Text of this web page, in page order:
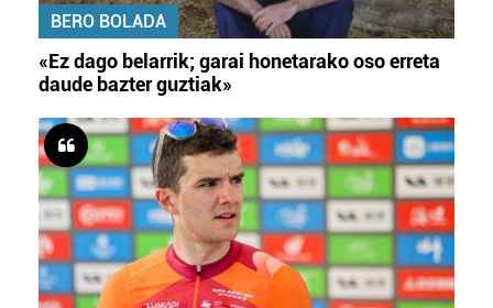
BERO BOLADA
«Ez dago belarrik; garai honetarako oso erreta
daude bazter guztiak»